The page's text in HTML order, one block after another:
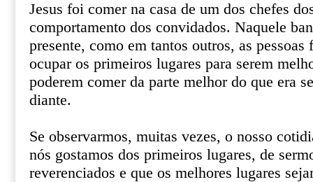
Jesus foi comer na casa de um dos chefes
comportamento dos convidados. Naquele
presente, como em tantos outros, as pessoas
ocupar os primeiros lugares para serem
poderem comer da parte melhor do que era
diante.
Se observarmos, muitas vezes, o nosso
nós gostamos dos primeiros lugares, de
reverenciados e que os melhores lugares